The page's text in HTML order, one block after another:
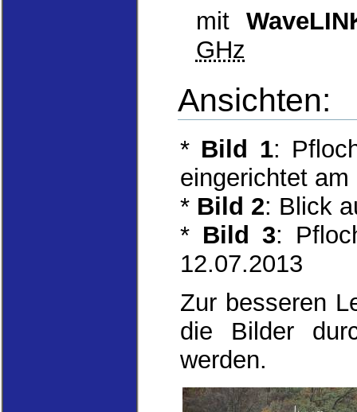
mit
GHz
Ansichten:
* Bild 1:
eingerichtet am
* Bild 2: Blick
* Bild 3:
12.07.2013
Zur besseren
die Bilder
werden.